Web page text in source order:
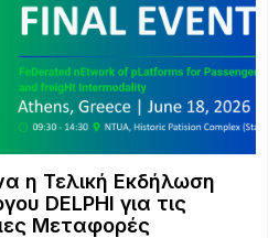
η Τελική Εκδήλωση
DELPHI για τις
Μεταφορές